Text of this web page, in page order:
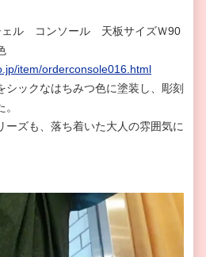
ェル コンソール 天板サイズＷ90
item/orderconsole016.html
シックなはちみつ色に塗装し、彫刻
ーズも、落ち着いた大人の雰囲気に